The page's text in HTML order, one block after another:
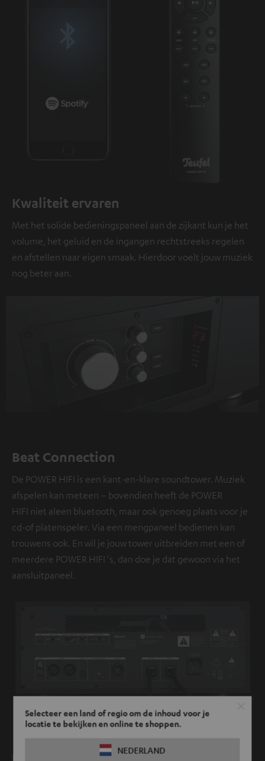
Selecteer een land of regio om de inhoud voor je
locatie te bekijken en online te shoppen.
NEDERLAND
Kwaliteit ervaren
Met het solide bedieningspaneel aan de zijkant kun je het
volume, het geluid en de ingangen rechtstreeks regelen
en afstellen naar eigen smaak. Hierdoor voelt jouw muziek
nog beter aan.
Beat Connection
De POWER HIFI is een kant-en-klare soundtower. Muziek
afspelen kan meteen – bovendien heeft de POWER
HIFI niet aleen bluetooth, maar ook genoeg plaats voor je
cd-of platenspeler. Via een mengpaneel bedienen kan
trouwens ook. En wil je jouw tower uitbreiden met een of
meerdere POWER HIFI 's, dan doe je dat gewoon via het
aansluitpaneel.